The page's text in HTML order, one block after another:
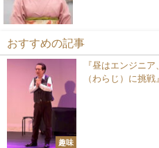
おすすめの記事
趣味
『昼はエンジニ
（わらじ）に挑